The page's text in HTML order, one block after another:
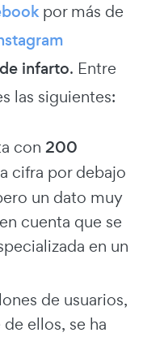
por más de
infarto. Entre
las siguientes:
con 200
cifra por debajo
un dato muy
cuenta que se
en un
de usuarios,
ellos, se ha